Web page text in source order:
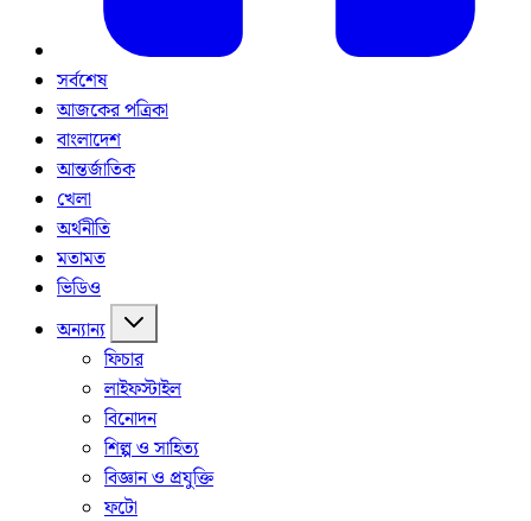
সর্বশেষ
আজকের পত্রিকা
বাংলাদেশ
আন্তর্জাতিক
খেলা
অর্থনীতি
মতামত
ভিডিও
অন্যান্য
ফিচার
লাইফস্টাইল
বিনোদন
শিল্প ও সাহিত্য
বিজ্ঞান ও প্রযুক্তি
ফটো